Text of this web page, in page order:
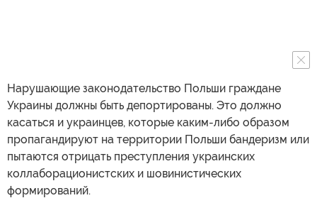
Нарушающие законодательство Польши граждане
Украины должны быть депортированы. Это должно
касаться и украинцев, которые каким-либо образом
пропагандируют на территории Польши бандеризм или
пытаются отрицать преступления украинских
коллаборационистских и шовинистических
формирований.